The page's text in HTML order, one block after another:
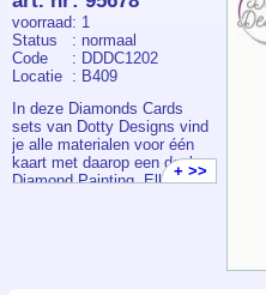
voorraad: 1
Status
: normaal
Code
: DDDC1202
Locatie : B409
In deze Diamonds Cards
sets van Dotty Designs vind
je alle materialen voor één
kaart met daarop een deel
Diamond Painting. Elk
+ >>